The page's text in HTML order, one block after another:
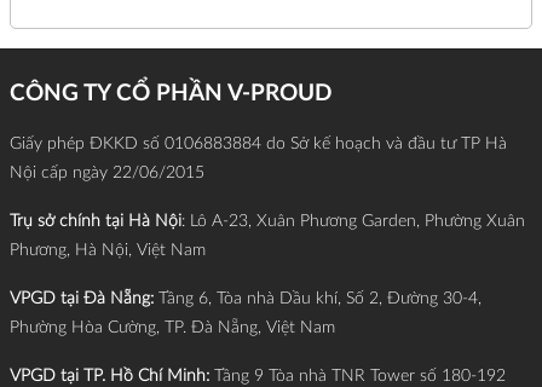
CÔNG TY CỔ PHẦN V-PROUD
Giấy phép ĐKKD số 0106883884 do Sở kế hoạch và đầu tư TP Hà
Nội cấp ngày 22/06/2015
Trụ sở chính tại Hà Nội: Lô A-23, Xuân Phương Garden, Phường Xuân
Phương, Hà Nội, Việt Nam
VPGD tại Đà Nẵng: Tầng 6, Tòa nhà Dầu khí, Số 2, Đường 30-4,
Phường Hòa Cường, TP. Đà Nẵng, Việt Nam
VPGD tại TP. Hồ Chí Minh:
Tầng 9 Tòa nhà TNR Tower số 180-192